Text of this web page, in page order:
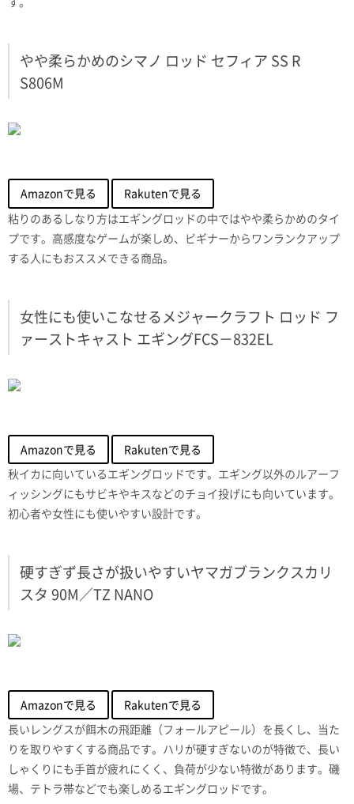
やや柔らかめのシマノ ロッド セフィア SS R
S806M
Amazonで見る
Rakutenで見る
粘りのあるしなり方はエギングロッドの中ではやや柔らかめのタイ
プです。高感度なゲームが楽しめ、ビギナーからワンランクアップ
する人にもおススメできる商品。
女性にも使いこなせるメジャークラフト ロッド フ
ァーストキャスト エギングFCS－832EL
Amazonで見る
Rakutenで見る
秋イカに向いているエギングロッドです。エギング以外のルアーフ
ィッシングにもサビキやキスなどのチョイ投げにも向いています。
初心者や女性にも使いやすい設計です。
硬すぎず長さが扱いやすいヤマガブランクスカリ
スタ 90M／TZ NANO
Amazonで見る
Rakutenで見る
長いレングスが餌木の飛距離（フォールアピール）を長くし、当た
りを取りやすくする商品です。ハリが硬すぎないのが特徴で、長い
しゃくりにも手首が疲れにくく、負荷が少ない特徴があります。磯
場、テトラ帯などでも楽しめるエギングロッドです。